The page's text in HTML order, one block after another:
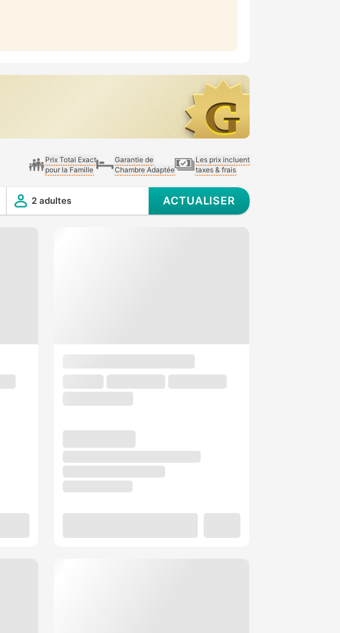
Prix Total Exact
pour la Famille
Garantie de
Chambre Adaptée
Les prix incluent
taxes & frais
2 adultes ACTUALISER